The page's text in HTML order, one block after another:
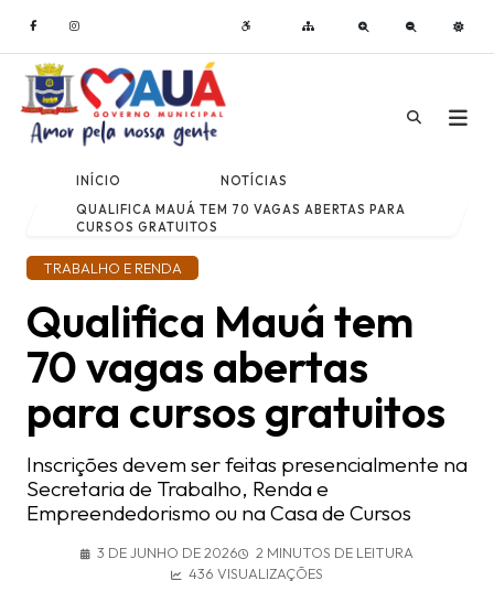
INÍCIO
NOTÍCIAS
QUALIFICA MAUÁ TEM 70 VAGAS ABERTAS PARA
CURSOS GRATUITOS
TRABALHO E RENDA
Qualifica Mauá tem
70 vagas abertas
para cursos gratuitos
Inscrições devem ser feitas presencialmente na
Secretaria de Trabalho, Renda e
Empreendedorismo ou na Casa de Cursos
3 DE JUNHO DE 2026
2 MINUTOS DE LEITURA
436 VISUALIZAÇÕES